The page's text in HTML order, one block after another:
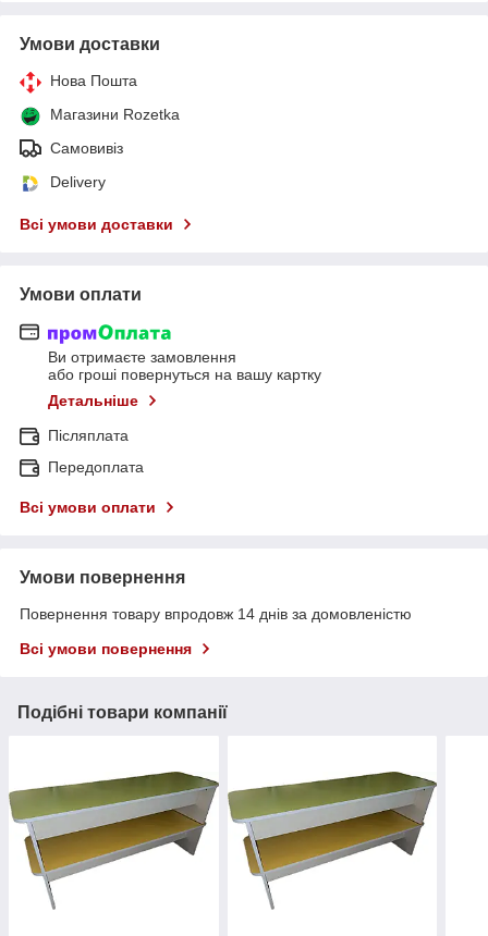
Умови доставки
Нова Пошта
Магазини Rozetka
Самовивіз
Delivery
Всі умови доставки
Умови оплати
Ви отримаєте замовлення
або гроші повернуться на вашу картку
Детальніше
Післяплата
Передоплата
Всі умови оплати
Умови повернення
Повернення товару впродовж 14 днів за домовленістю
Всі умови повернення
Подібні товари компанії